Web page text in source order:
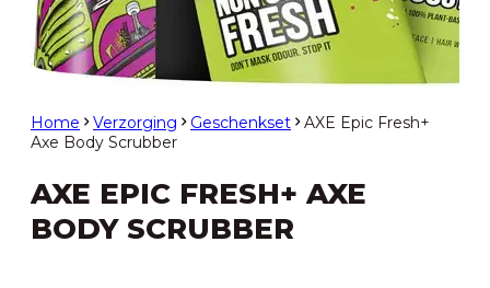
Home Verzorging Geschenkset
AXE Epic Fresh+
Axe Body Scrubber
AXE EPIC FRESH+ AXE
BODY SCRUBBER